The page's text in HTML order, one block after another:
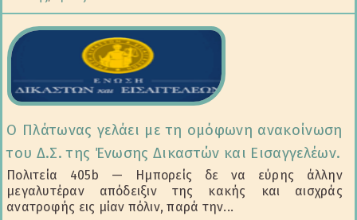
Ο Πλάτωνας γελάει με τη ομόφωνη ανακοίνωση
του Δ.Σ. της Ένωσης Δικαστών και Εισαγγελέων.
Πολιτεία 405b — Ημπορείς δε να εύρης άλλην
μεγαλυτέραν απόδειξιν της κακής και αισχράς
ανατροφής εις μίαν πόλιν, παρά την...